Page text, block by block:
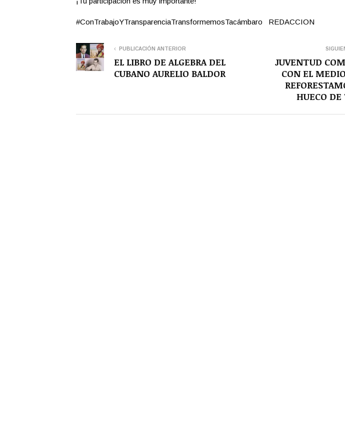
#ConTrabajoYTransparenciaTransformemosTacámbaro REDACCION
PUBLICACIÓN ANTERIOR
EL LIBRO DE ALGEBRA DEL
CUBANO AURELIO BALDOR
JUVENTUD
CON EL
HUECO DE